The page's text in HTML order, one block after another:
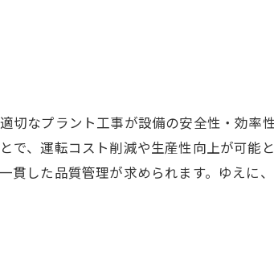
れ
ント
効果
切なプラント工事が設備の安全性・効率
で、運転コスト削減や生産性向上が可能
貫した品質管理が求められます。ゆえに